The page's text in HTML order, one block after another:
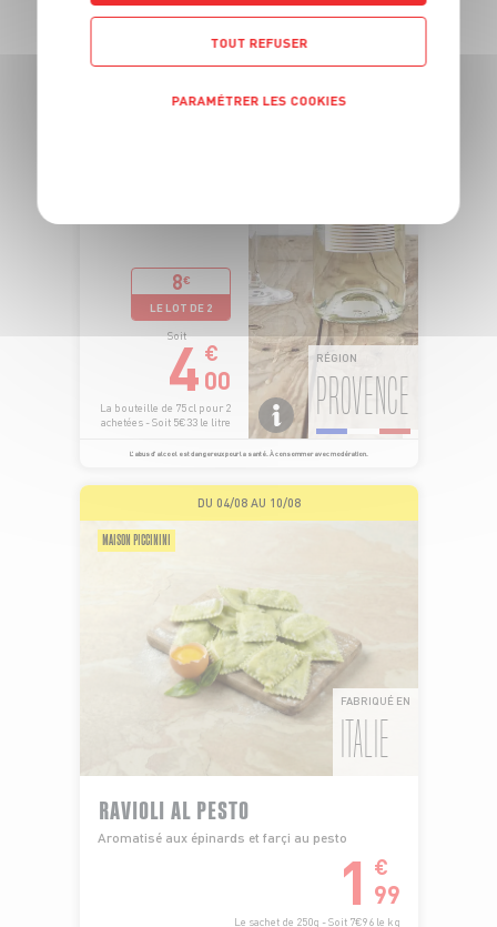
8€
LE LOT DE 2
Soit
4 €
00
La bouteille de 75 cl pour 2
achetées - Soit 5€33 le litre
RÉGION
PROVENCE
L’abus d’alcool est dangereux pour la santé. À consommer avec modération.
DU 04/08 AU 10/08
MAISON PICCININI
FABRIQUÉ EN
ITALIE
RAVIOLI AL PESTO
Aromatisé aux épinards et farçi au pesto
1 €
99
Le sachet de 250g - Soit 7€96 le kg
TOUT REFUSER
PARAMÉTRER LES COOKIES